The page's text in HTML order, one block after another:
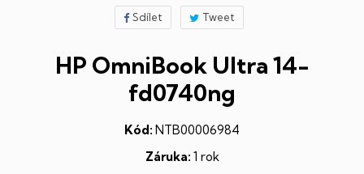
Sdílet Tweet
HP OmniBook Ultra 14-
fd0740ng
Kód: NTB00006984
Záruka: 1 rok